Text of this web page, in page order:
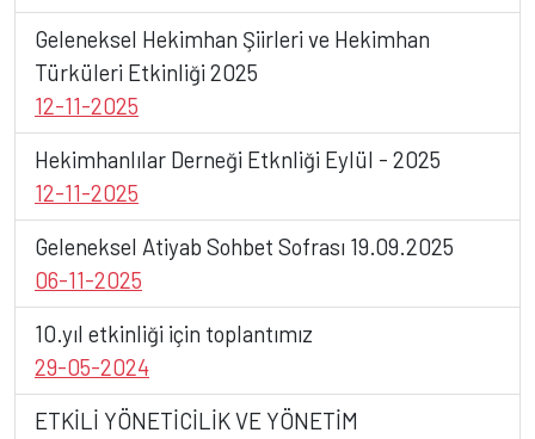
Geleneksel Hekimhan Şiirleri ve Hekimhan
Türküleri Etkinliği 2025
12-11-2025
Hekimhanlılar Derneği Etknliği Eylül - 2025
12-11-2025
Geleneksel Atiyab Sohbet Sofrası 19.09.2025
06-11-2025
10.yıl etkinliği için toplantımız
29-05-2024
ETKİLİ YÖNETİCİLİK VE YÖNETİM